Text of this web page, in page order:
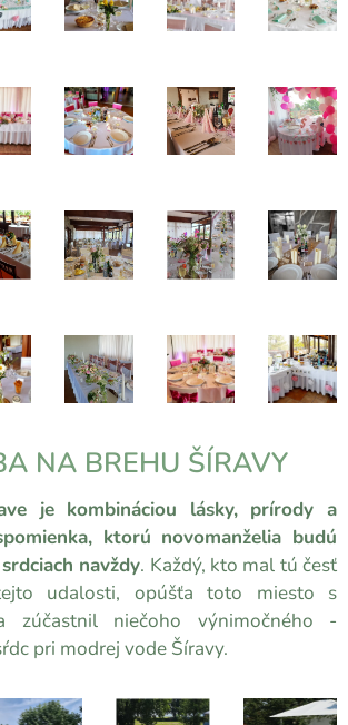
NA BREHU ŠÍRAVY
je kombináciou lásky, prírody a
ktorú novomanželia budú
navždy. Každý, kto mal tú česť
udalosti, opúšťa toto miesto s
zúčastnil niečoho výnimočného -
pri modrej vode Šíravy.